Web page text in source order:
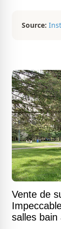
Source:
Vente de
salles bain